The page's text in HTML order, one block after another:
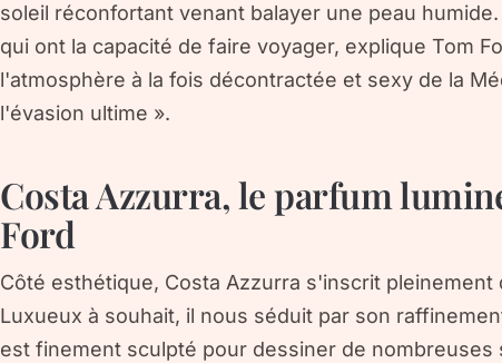
soleil réconfortant venant balayer une peau
qui ont la capacité de faire voyager, explique Tom
l'atmosphère à la fois décontractée et sexy de la
l'évasion ultime ».
Costa Azzurra, le parfum
Ford
Côté esthétique, Costa Azzurra s'inscrit pleinement
Luxueux à souhait, il nous séduit par son
est finement sculpté pour dessiner de nombreuses